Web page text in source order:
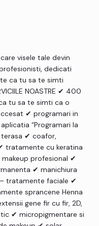
visele tale devin
dedicati
ca tu sa te simti
NOASTRE ✔ 400
tu sa te simti ca o
✔ programari in
“Programari la
✔ coafor,
tratamente cu keratina
profesional ✔
✔ manichiura
tratamente faciale ✔
sprancene Henna
gene fir cu fir, 2D,
✔ micropigmentare si